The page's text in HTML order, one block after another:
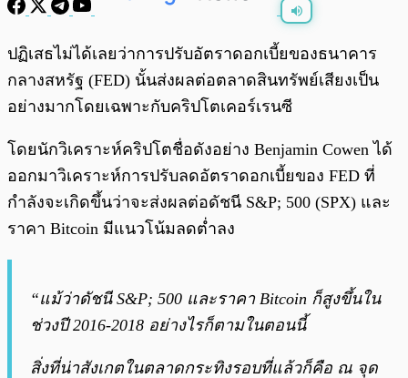
พร้อมเล่น
ปฏิเสธไม่ได้เลยว่าการปรับอัตราดอกเบี้ยของธนาคาร
กลางสหรัฐ (FED) นั้นส่งผลต่อตลาดสินทรัพย์เสียงเป็น
อย่างมากโดยเฉพาะกับคริปโตเคอร์เรนซี
โดยนักวิเคราะห์คริปโตชื่อดังอย่าง Benjamin Cowen ได้
ออกมาวิเคราะห์การปรับลดอัตราดอกเบี้ยของ FED ที่
กำลังจะเกิดขึ้นว่าจะส่งผลต่อดัชนี S&P; 500 (SPX) และ
ราคา Bitcoin มีแนวโน้มลดต่ำลง
“แม้ว่าดัชนี S&P; 500 และราคา Bitcoin ก็สูงขึ้นใน
ช่วงปี 2016-2018 อย่างไรก็ตามในตอนนี้
สิ่งที่น่าสังเกตในตลาดกระทิงรอบที่แล้วก็คือ ณ จุด